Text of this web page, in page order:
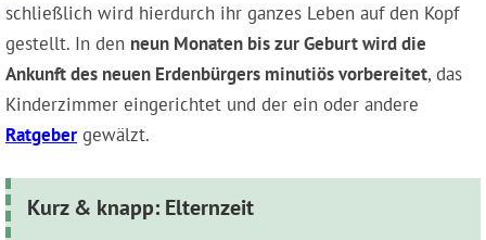
schließlich wird hierdurch ihr ganzes Leben auf den Kopf
gestellt. In den neun Monaten bis zur Geburt wird die
Ankunft des neuen Erdenbürgers minutiös vorbereitet, das
Kinderzimmer eingerichtet und der ein oder andere
Ratgeber gewälzt.
Kurz & knapp: Elternzeit